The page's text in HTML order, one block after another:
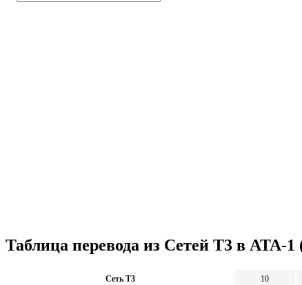
Таблица перевода из Сетей T3 в ATA-1
Сеть T3 10